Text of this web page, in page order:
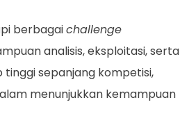
berbagaichallenge
analisis, eksploitasi, serta
sepanjang kompetisi,
menunjukkan kemampuan